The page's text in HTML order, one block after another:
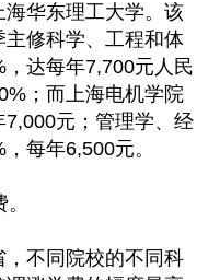
华东理工大学。该
修科学、工程和体
达每年7,700元人民
；而上海电机学院
元；管理学、经
每年6,500元。
不同院校的不同科